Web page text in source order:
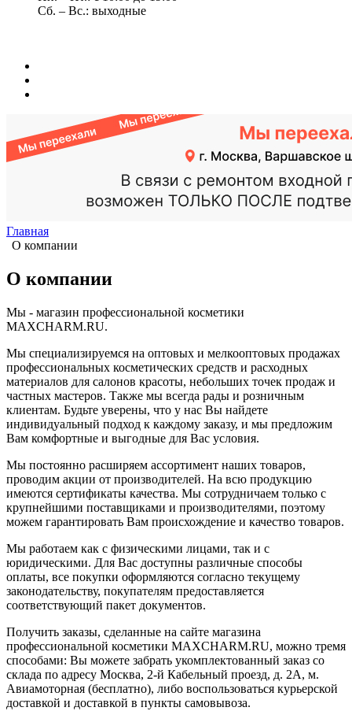
Сб. – Вс.: выходные
Главная
О компании
О компании
Мы - магазин профессиональной косметики
MAXCHARM.RU.
Мы специализируемся на оптовых и мелкооптовых продажах
профессиональных косметических средств и расходных
материалов для салонов красоты, небольших точек продаж и
частных мастеров. Также мы всегда рады и розничным
клиентам. Будьте уверены, что у нас Вы найдете
индивидуальный подход к каждому заказу, и мы предложим
Вам комфортные и выгодные для Вас условия.
Мы постоянно расширяем ассортимент наших товаров,
проводим акции от производителей. На всю продукцию
имеются сертификаты качества. Мы сотрудничаем только с
крупнейшими поставщиками и производителями, поэтому
можем гарантировать Вам происхождение и качество товаров.
Мы работаем как с физическими лицами, так и с
юридическими. Для Вас доступны различные способы
оплаты, все покупки оформляются согласно текущему
законодательству, покупателям предоставляется
соответствующий пакет документов.
Получить заказы, сделанные на сайте магазина
профессиональной косметики MAXCHARM.RU, можно тремя
способами: Вы можете забрать укомплектованный заказ со
склада по адресу Москва, 2-й Кабельный проезд, д. 2А, м.
Авиамоторная (бесплатно), либо воспользоваться курьерской
доставкой и доставкой в пункты самовывоза.